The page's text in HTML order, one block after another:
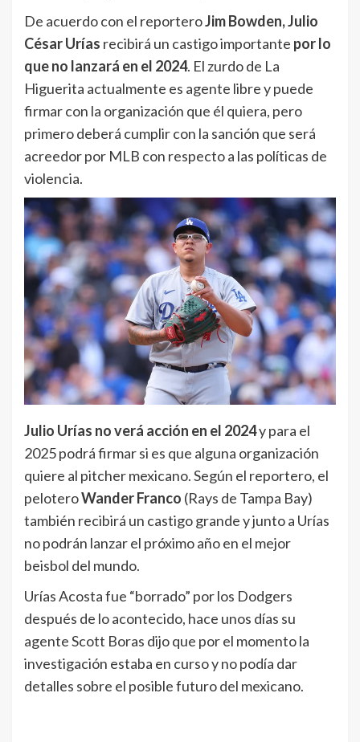
De acuerdo con el reporteroJim Bowden,Julio
César Urías recibirá un castigo importante por lo
que no lanzará en el 2024. El zurdo de La
Higuerita actualmente es agente libre y puede
firmar con la organización que él quiera, pero
primero deberá cumplir con la sanción que será
acreedor por MLB con respecto a las políticas de
violencia.
Julio Urías no verá acción en el 2024y para el
2025 podrá firmar si es que alguna organización
quiere al pitcher mexicano. Según el reportero, el
peloteroWander Franco (Rays de Tampa Bay)
también recibirá un castigo grande y junto a Urías
no podrán lanzar el próximo año en el mejor
beisbol del mundo.
Urías Acosta fue “borrado” por los Dodgers
después de lo acontecido, hace unos días su
agente Scott Boras dijo que por el momento la
investigación estaba en curso y no podía dar
detalles sobre el posible futuro del mexicano.